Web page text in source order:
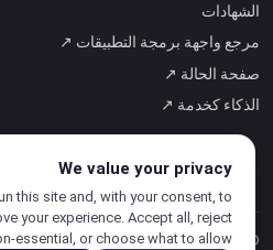
الشهادات
مرجع واجهة برمجة التطبيقات ↗
صفحة الحالة ↗
الذكاء كخدمة ↗
© 2026 CloudSigma Holding AG. جميع
We value your privacy
this site and, with your consent, to
your experience. Accept all, reject
essential, or choose what to allow.